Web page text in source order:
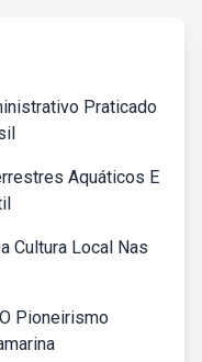
Praticado
Aquáticos E
Cultura Local Nas
Pioneirismo